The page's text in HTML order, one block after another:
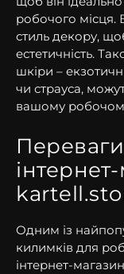
робочого місця.
стиль декору,
естетичність.
шкіри –
чи страуса,
вашому
Одним із
килимків для
інтернет-